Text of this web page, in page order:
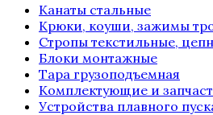
Канаты стальные
Крюки, коуши, зажимы
Стропы текстильные,
Блоки монтажные
Тара грузоподъемная
Комплектующие и
Устройства плавного